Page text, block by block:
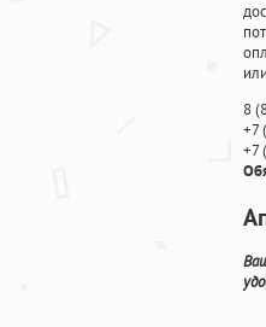
8
+7
+7